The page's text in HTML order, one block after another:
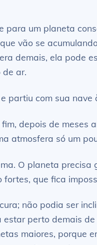
para um planeta
vão se
demais, ela pode
de ar.
partiu com sua
fim, depois de
atmosfera só um
O planeta
que fica
não podia ser
perto demais
maiores, porque